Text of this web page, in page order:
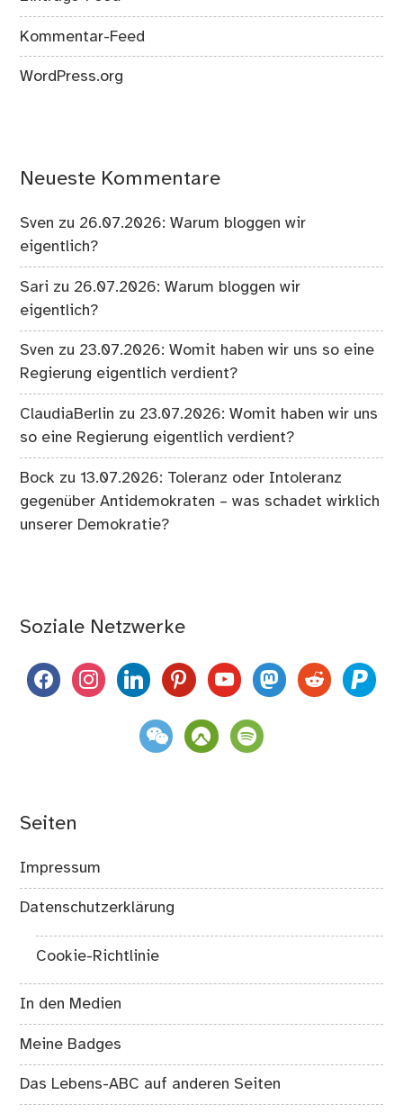
Kommentar-Feed
WordPress.org
Neueste Kommentare
Sven zu 26.07.2026: Warum bloggen wir
eigentlich?
Sari zu 26.07.2026: Warum bloggen wir
eigentlich?
Sven zu 23.07.2026: Womit haben wir uns so eine
Regierung eigentlich verdient?
ClaudiaBerlin zu 23.07.2026: Womit haben wir uns
so eine Regierung eigentlich verdient?
Bock zu13.07.2026: Toleranz oder Intoleranz
gegenüber Antidemokraten – was schadet wirklich
unserer Demokratie?
Soziale Netzwerke
facebookinstagramlinkedinpinterestyoutubemastodon
reddit paypal
weixin komootspotify
Seiten
Impressum
Datenschutzerklärung
Cookie-Richtlinie
In den Medien
Meine Badges
Das Lebens-ABC auf anderen Seiten